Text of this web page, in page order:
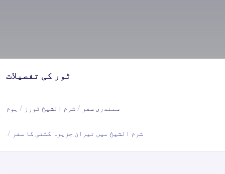
ٹور کی تفصیلات
ہوم شرم الشیخ ٹورز سمندری سفر
شرم الشیخ میں تیران جزیرہ کشتی کا سفر